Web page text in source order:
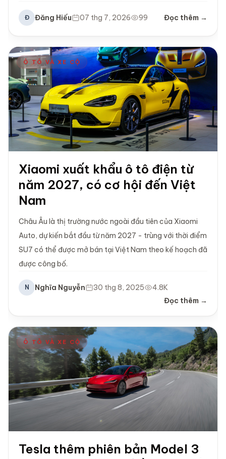
Đ Đăng Hiếu 07 thg 7, 2026 99 Đọc thêm →
Ô TÔ VÀ XE CỘ
Xiaomi xuất khẩu ô tô điện từ
năm 2027, có cơ hội đến Việt
Nam
Châu Âu là thị trường nước ngoài đầu tiên của Xiaomi
Auto, dự kiến bắt đầu từ năm 2027 - trùng với thời điểm
SU7 có thể được mở bán tại Việt Nam theo kế hoạch đã
được công bố.
N Nghĩa Nguyễn 30 thg 8, 2025
4.8K
Đọc thêm →
Ô TÔ VÀ XE CỘ
Tesla thêm phiên bản Model 3